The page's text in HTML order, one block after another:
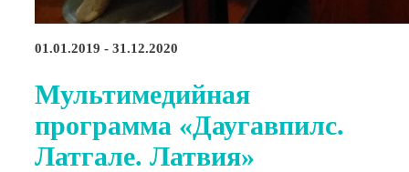
01.01.2019 - 31.12.2020
Мультимедийная
программа «Даугавпилс.
Латгале. Латвия»